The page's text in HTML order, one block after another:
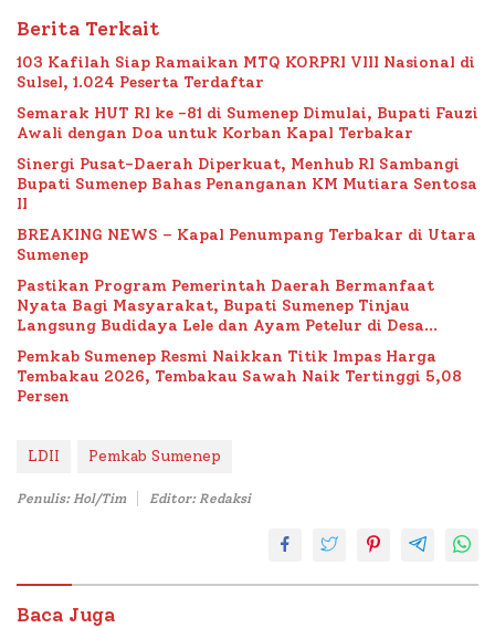
Berita Terkait
103 Kafilah Siap Ramaikan MTQ KORPRI VIII Nasional di
Sulsel, 1.024 Peserta Terdaftar
Semarak HUT RI ke -81 di Sumenep Dimulai, Bupati Fauzi
Awali dengan Doa untuk Korban Kapal Terbakar
Sinergi Pusat-Daerah Diperkuat, Menhub RI Sambangi
Bupati Sumenep Bahas Penanganan KM Mutiara Sentosa
II
BREAKING NEWS – Kapal Penumpang Terbakar di Utara
Sumenep
Pastikan Program Pemerintah Daerah Bermanfaat
Nyata Bagi Masyarakat, Bupati Sumenep Tinjau
Langsung Budidaya Lele dan Ayam Petelur di Desa
Pemkab Sumenep Resmi Naikkan Titik Impas Harga
Tembakau 2026, Tembakau Sawah Naik Tertinggi 5,08
Persen
LDII Pemkab Sumenep
Penulis: Hol/Tim Editor: Redaksi
Baca Juga